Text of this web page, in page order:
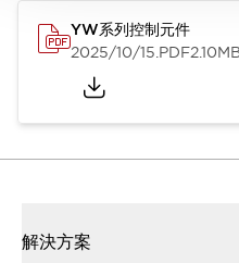
YW系列控制元件
2025/10/15.PDF
解決方案